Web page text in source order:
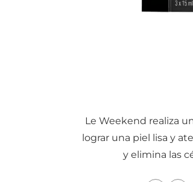
Le Weekend realiza
lograr una piel lisa y
y elimina las